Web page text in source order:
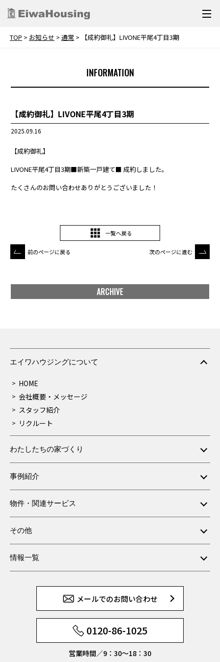
TOP > お知らせ > 通常 > 【成約御礼】LIVONE平尾4丁目3期
INFORMATION
ARCHIVE
【成約御礼】LIVONE平尾4丁目3期
2025.09.16
【成約御礼】
LIVONE平尾4丁目3期■新築一戸建て■ 成約しました。
たくさんのお問い合わせありがとうございました！
前のページに戻る
一覧へ戻る
次のページに進む
エイワハウジングについて
HOME
会社概要・メッセージ
スタッフ紹介
リクルート
わたしたちの家づくり
事例紹介
物件・関連サービス
その他
情報一覧
メールでのお問い合わせ
0120-86-1025
営業時間／9：30〜18：30